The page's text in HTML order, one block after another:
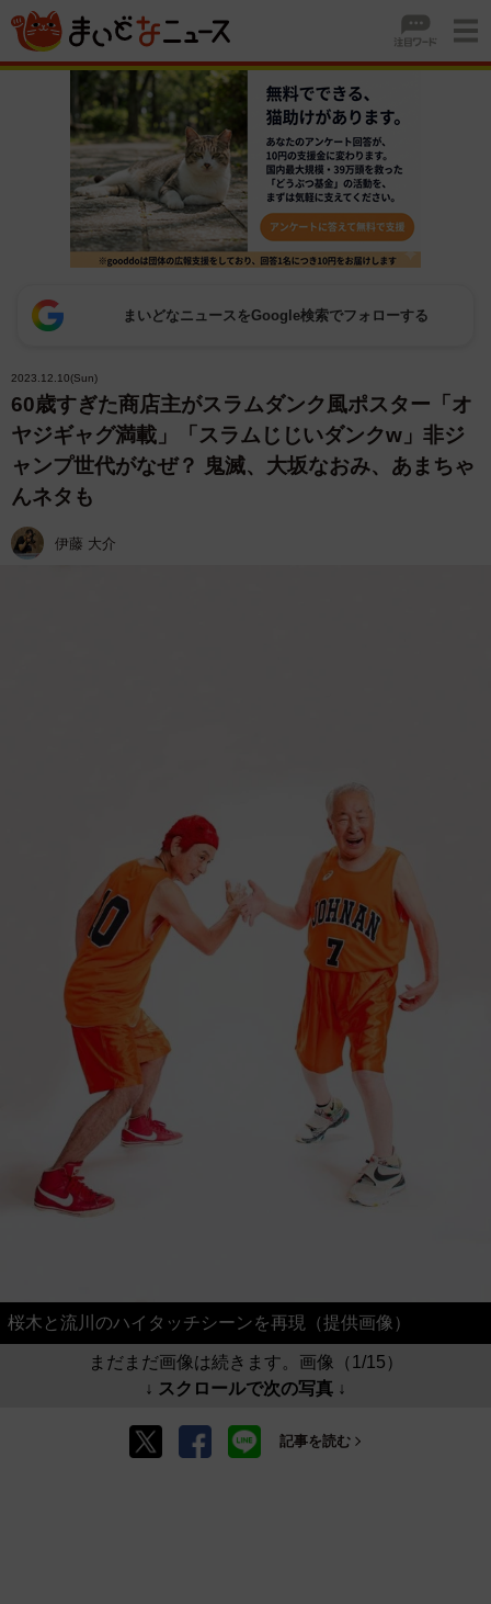
まいどなニュースをGoogle検索でフォローする
2023.12.10(Sun)
60歳すぎた商店主がスラムダンク風ポスター「オ
ヤジギャグ満載」「スラムじじいダンクw」非ジ
ャンプ世代がなぜ？ 鬼滅、大坂なおみ、あまちゃ
んネタも
伊藤 大介
桜木と流川のハイタッチシーンを再現（提供画像）
まだまだ画像は続きます。画像（1/15）
↓ スクロールで次の写真 ↓
記事を読む